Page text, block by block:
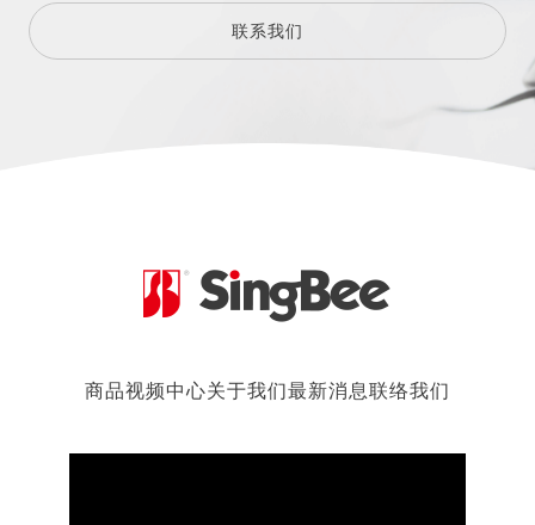
联系我们
商品视频中心关于我们最新消息联络我们